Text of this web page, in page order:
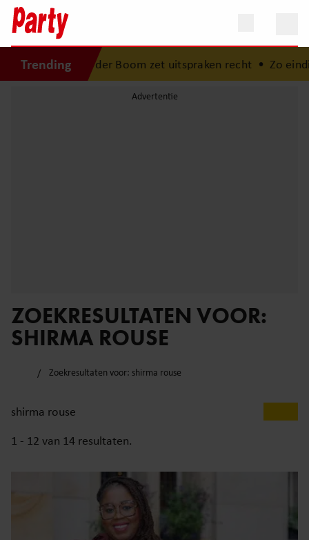
Trending
van der Boom zet uitspraken recht•Zo eindigt het
ZOEKRESULTATEN VOOR:
SHIRMA ROUSE
Zoekresultaten voor: shirma rouse
1 - 12 van 14 resultaten.